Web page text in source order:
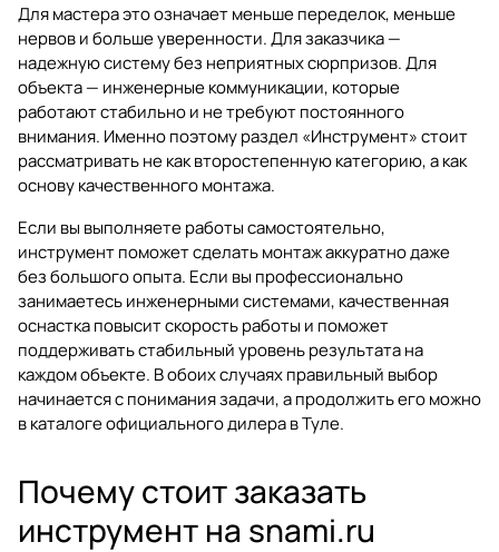
Для мастера это означает меньше переделок, меньше
нервов и больше уверенности. Для заказчика —
надежную систему без неприятных сюрпризов. Для
объекта — инженерные коммуникации, которые
работают стабильно и не требуют постоянного
внимания. Именно поэтому раздел «Инструмент» стоит
рассматривать не как второстепенную категорию, а как
основу качественного монтажа.
Если вы выполняете работы самостоятельно,
инструмент поможет сделать монтаж аккуратно даже
без большого опыта. Если вы профессионально
занимаетесь инженерными системами, качественная
оснастка повысит скорость работы и поможет
поддерживать стабильный уровень результата на
каждом объекте. В обоих случаях правильный выбор
начинается с понимания задачи, а продолжить его можно
в каталоге официального дилера в Туле.
Почему стоит заказать
инструмент на snami.ru